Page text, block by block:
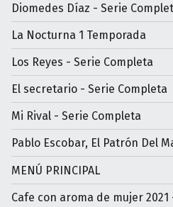
Diomedes Díaz - Serie
La Nocturna 1 Temporada
Los Reyes - Serie Completa
El secretario - Serie Completa
Mi Rival - Serie Completa
Pablo Escobar, El Patrón Del
MENÚ PRINCIPAL
Cafe con aroma de mujer